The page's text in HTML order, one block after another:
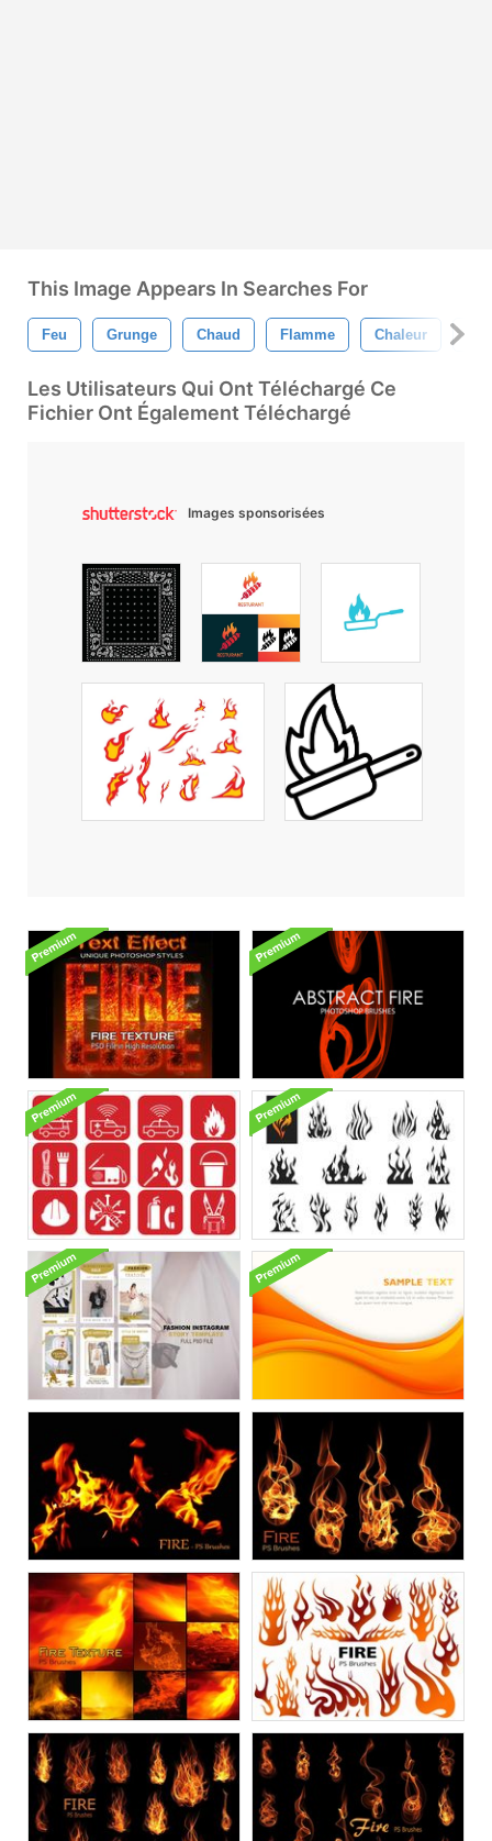
This Image Appears In Searches For
Feu Grunge Chaud Flamme Chaleur
Les Utilisateurs Qui Ont Téléchargé Ce
Fichier Ont Également Téléchargé
Images sponsorisées